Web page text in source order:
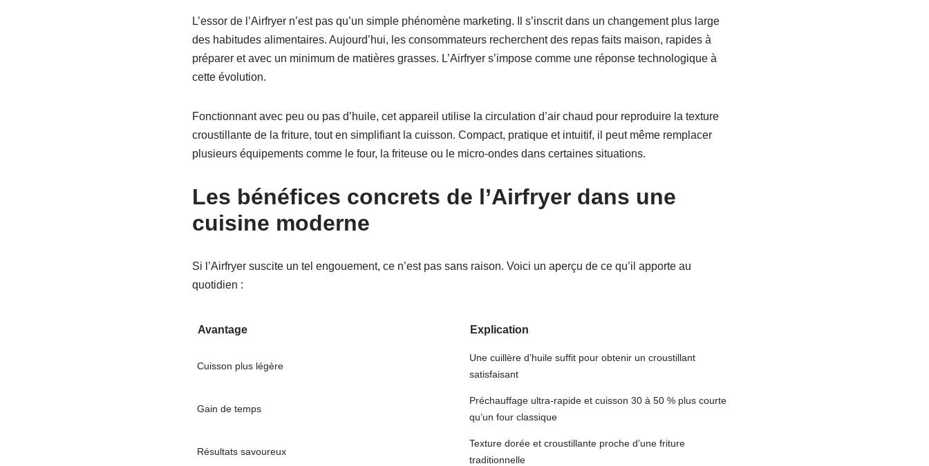
L’essor de l’Airfryer n’est pas qu’un simple phénomène marketing. Il s’inscrit dans un changement plus large
des habitudes alimentaires. Aujourd’hui, les consommateurs recherchent des repas faits maison, rapides à
préparer et avec un minimum de matières grasses. L’Airfryer s’impose comme une réponse technologique à
cette évolution.
Fonctionnant avec peu ou pas d’huile, cet appareil utilise la circulation d’air chaud pour reproduire la texture
croustillante de la friture, tout en simplifiant la cuisson. Compact, pratique et intuitif, il peut même remplacer
plusieurs équipements comme le four, la friteuse ou le micro-ondes dans certaines situations.
Les bénéfices concrets de l’Airfryer dans une
cuisine moderne
Si l’Airfryer suscite un tel engouement, ce n’est pas sans raison. Voici un aperçu de ce qu’il apporte au
quotidien :
Avantage Explication
Cuisson plus légère
Une cuillère d’huile suffit pour obtenir un croustillant
satisfaisant
Gain de temps
Préchauffage ultra-rapide et cuisson 30 à 50 % plus courte
qu’un four classique
Résultats savoureux
Texture dorée et croustillante proche d’une friture
traditionnelle